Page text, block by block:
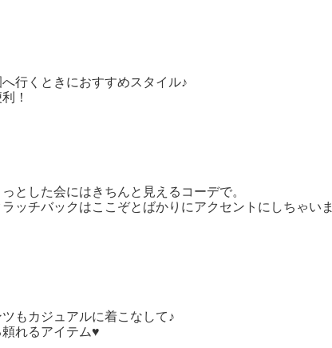
行くときにおすすめスタイル♪
！
とした会にはきちんと見えるコーデで。
ッチバックはここぞとばかりにアクセントにしちゃいま
もカジュアルに着こなして♪
れるアイテム♥